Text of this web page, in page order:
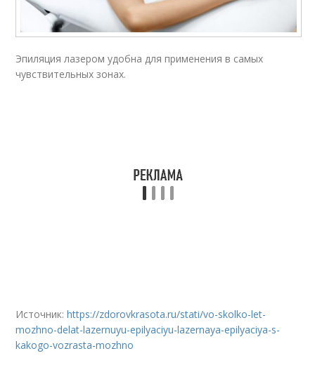
Эпиляция лазером удобна для применения в самых
чувствительных зонах.
Источник:https://zdorovkrasota.ru/stati/vo-skolko-let-
mozhno-delat-lazernuyu-epilyaciyu-lazernaya-epilyaciya-s-
kakogo-vozrasta-mozhno